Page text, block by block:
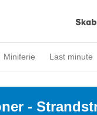
Miniferie Last minute
-